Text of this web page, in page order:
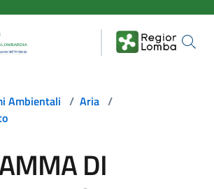
Ambientali / Aria /
DI